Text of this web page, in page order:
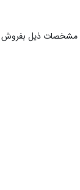
و مشخصات ذیل